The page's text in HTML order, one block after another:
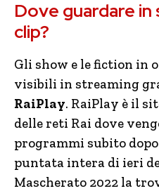
Dove guardare in
clip?
Gli show e le fiction in
visibili in streaming
RaiPlay. RaiPlay è il
delle reti Rai dove
programmi subito dopo
puntata intera di ieri
Mascherato 2022 la